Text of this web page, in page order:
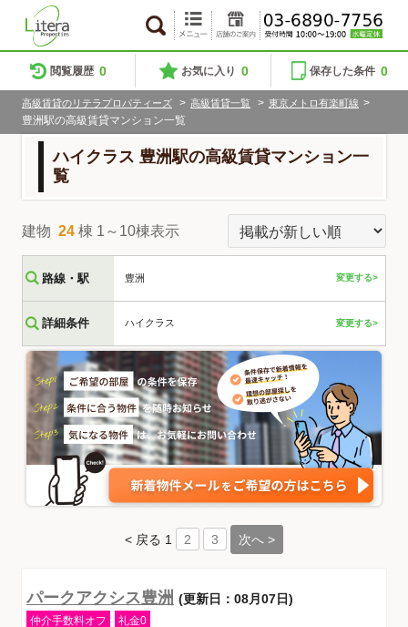
閲覧履歴 0 お気に入り 0 保存した条件 0
高級賃貸のリテラプロパティーズ > 高級賃貸一覧 > 東京メトロ有楽町線 >
豊洲駅の高級賃貸マンション一覧
ハイクラス 豊洲駅の高級賃貸マンション一
覧
建物 24 棟 1～10棟表示
路線・駅 豊洲 変更する>
詳細条件 ハイクラス 変更する>
< 戻る 1 2 3 次へ >
パークアクシス豊洲 (更新日：08月07日)
仲介手数料オフ 礼金0